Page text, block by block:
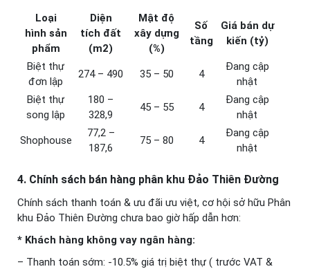
Loại
hình sản
phẩm
Diện
tích đất
(m2)
Mật độ
xây dựng
(%)
Số
tầng
Giá bán dự
kiến (tỷ)
Biệt thự
đơn lập
274 – 490 35 – 50 4
Đang cập
nhật
Biệt thự
song lập
180 –
328,9
45 – 55 4
Đang cập
nhật
Shophouse
77,2 –
187,6
75 – 80 4
Đang cập
nhật
4. Chính sách bán hàng phân khu Đảo Thiên Đường
Chính sách thanh toán & ưu đãi ưu việt, cơ hội sở hữu Phân
khu Đảo Thiên Đường chưa bao giờ hấp dẫn hơn:
* Khách hàng không vay ngân hàng:
– Thanh toán sớm: -10.5% giá trị biệt thự ( trước VAT &